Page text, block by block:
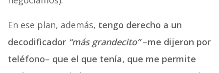
En ese plan, además, tengo derecho a un
decodificador “más grandecito”–me dijeron por
teléfono– que el que tenía, que me permite